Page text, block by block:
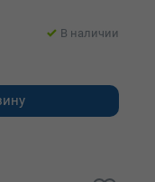
В наличии